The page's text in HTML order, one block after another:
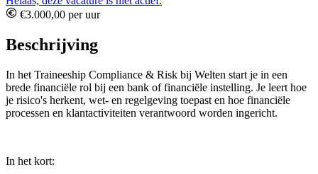
€3.000,00 per uur
Beschrijving
In het Traineeship Compliance & Risk bij Welten start je in een
brede financiële rol bij een bank of financiële instelling. Je leert hoe
je risico's herkent, wet- en regelgeving toepast en hoe financiële
processen en klantactiviteiten verantwoord worden ingericht.
In het kort: